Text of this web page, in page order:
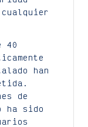
40
han
de
ha sido